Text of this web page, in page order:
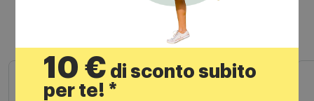
Prodotti simili
10 € di sconto subito
per te! *